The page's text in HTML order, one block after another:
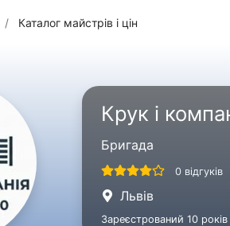
/ Каталог майстрів і цін
Крук і
Бригада
0 відгуків
Львів
Зареєстрований 10